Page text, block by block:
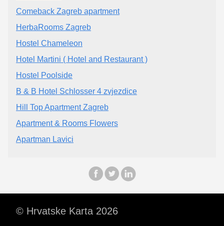
Comeback Zagreb apartment
HerbaRooms Zagreb
Hostel Chameleon
Hotel Martini ( Hotel and Restaurant )
Hostel Poolside
B & B Hotel Schlosser 4 zvjezdice
Hill Top Apartment Zagreb
Apartment & Rooms Flowers
Apartman Lavici
© Hrvatske Karta 2026